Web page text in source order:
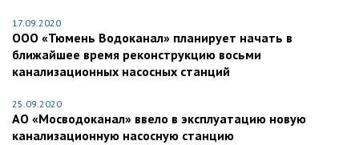
17.09.2020
ООО «Тюмень Водоканал» планирует начать в
ближайшее время реконструкцию восьми
канализационных насосных станций
25.09.2020
АО «Мосводоканал» ввело в эксплуатацию новую
канализационную насосную станцию